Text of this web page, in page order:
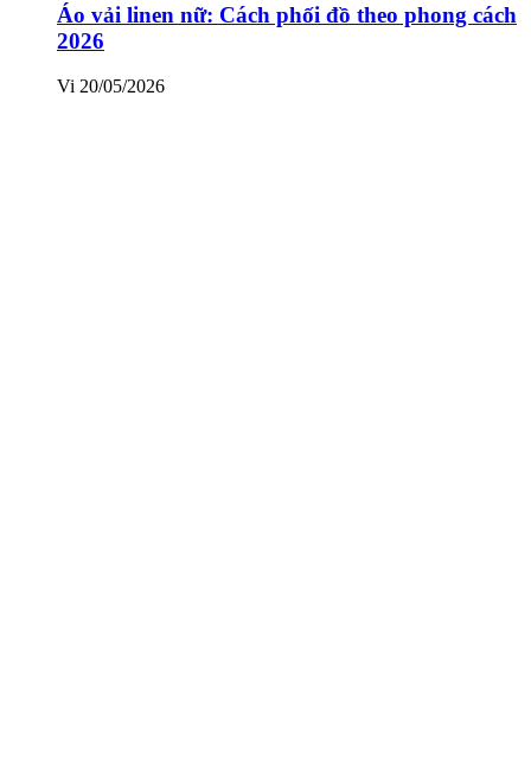
Áo vải linen nữ: Cách phối đồ theo phong cách
2026
Vi 20/05/2026